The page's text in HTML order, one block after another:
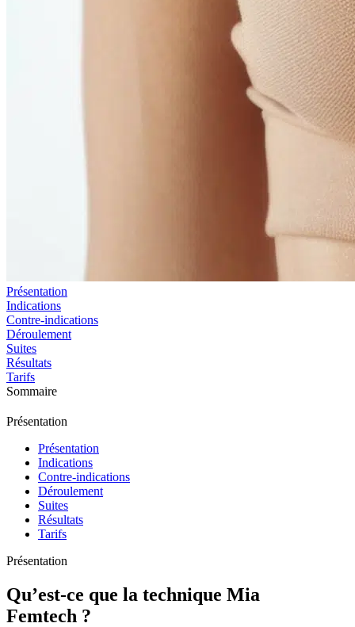
Présentation
Indications
Contre-indications
Déroulement
Suites
Résultats
Tarifs
Sommaire
Présentation
Présentation
Indications
Contre-indications
Déroulement
Suites
Résultats
Tarifs
Présentation
Qu’est-ce que la technique Mia
Femtech ?